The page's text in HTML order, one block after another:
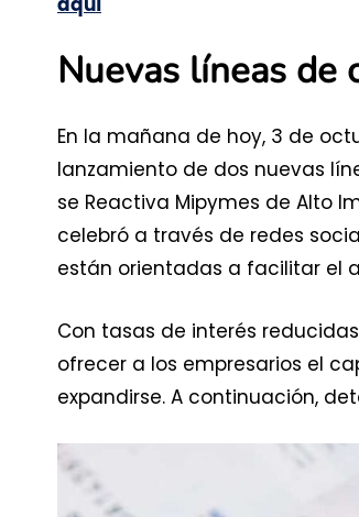
aquí
Nuevas líneas de
En la mañana de hoy, 3 de
lanzamiento de dos nuevas
se Reactiva Mipymes de Alto
celebró a través de redes
están orientadas a facilitar el
Con tasas de interés
ofrecer a los empresarios el
expandirse. A continuación,